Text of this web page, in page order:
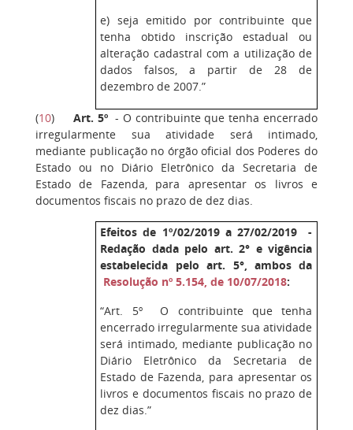
e) seja emitido por contribuinte que
tenha obtido inscrição estadual ou
alteração cadastral com a utilização de
dados falsos, a partir de 28 de
dezembro de 2007.”
(10) Art. 5º- O contribuinte que tenha encerrado
irregularmente sua atividade será intimado,
mediante publicação no órgão oficial dos Poderes do
Estado ou no Diário Eletrônico da Secretaria de
Estado de Fazenda, para apresentar os livros e
documentos fiscais no prazo de dez dias.
Efeitos de 1º/02/2019 a 27/02/2019 -
Redação dada pelo art. 2° e vigência
estabelecida pelo art. 5°, ambos da
Resolução nº 5.154, de 10/07/2018:
“Art. 5º O contribuinte que tenha
encerrado irregularmente sua atividade
será intimado, mediante publicação no
Diário Eletrônico da Secretaria de
Estado de Fazenda, para apresentar os
livros e documentos fiscais no prazo de
dez dias.”